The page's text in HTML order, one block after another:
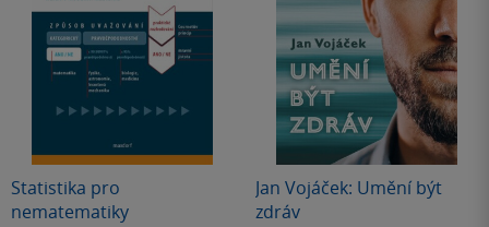
Statistika pro
nematematiky
Jan Vojáček: Umění být
zdráv